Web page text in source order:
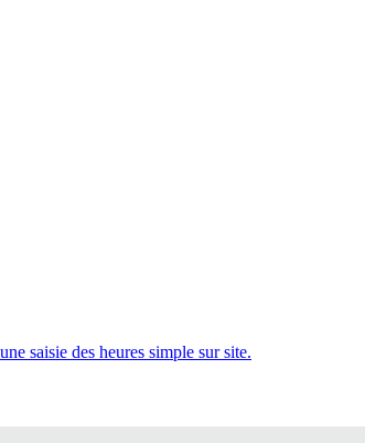
saisie des heures simple sur site.